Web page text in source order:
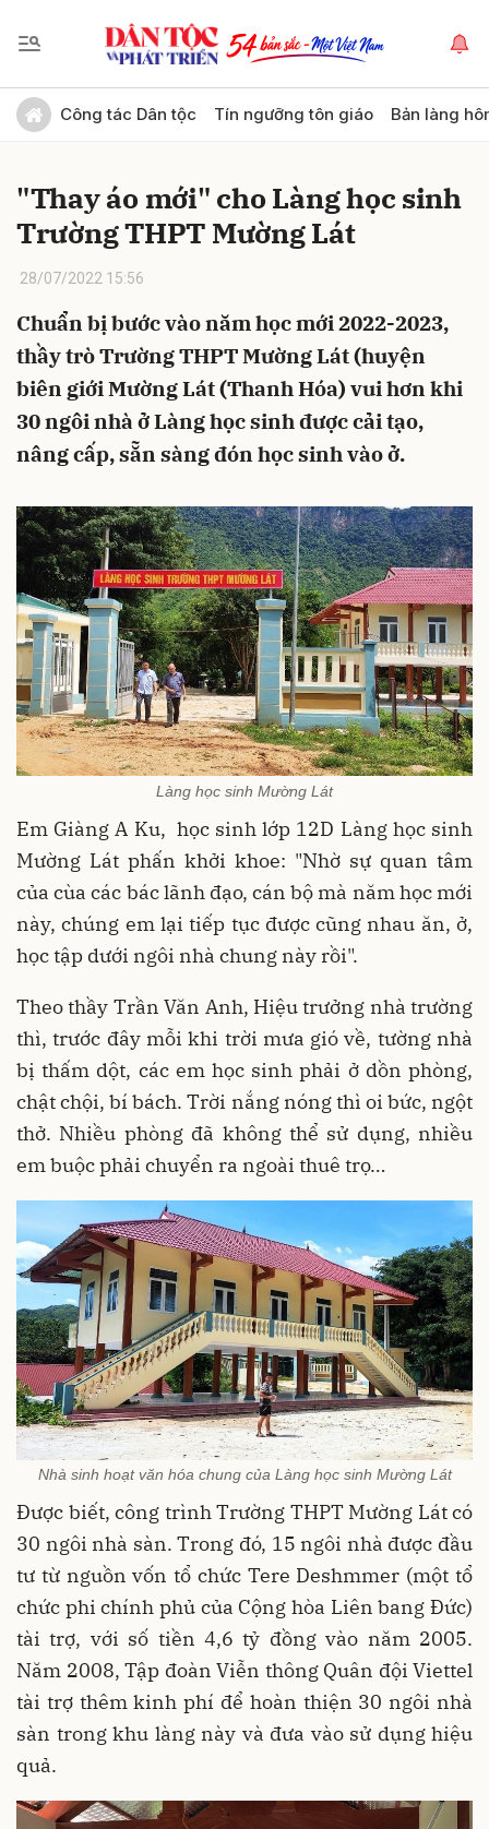
Công tác Dân tộc Tín ngưỡng tôn giáo Bản làng
"Thay áo mới" cho Làng học sinh
Trường THPT Mường Lát
28/07/2022 15:56
Chuẩn bị bước vào năm học mới 2022-2023,
thầy trò Trường THPT Mường Lát (huyện
biên giới Mường Lát (Thanh Hóa) vui hơn khi
30 ngôi nhà ở Làng học sinh được cải tạo,
nâng cấp, sẵn sàng đón học sinh vào ở.
Làng học sinh Mường Lát
Em Giàng A Ku, học sinh lớp 12D Làng học sinh
Mường Lát phấn khởi khoe: "Nhờ sự quan tâm
của cùa các bác lãnh đạo, cán bộ mà năm học mới
này, chúng em lại tiếp tục được cũng nhau ăn, ở,
học tập dưới ngôi nhà chung này rồi".
Theo thầy Trần Văn Anh, Hiệu trưởng nhà trường
thì, trước đây mỗi khi trời mưa gió về, tường nhà
bị thấm dột, các em học sinh phải ở dồn phòng,
chật chội, bí bách. Trời nắng nóng thì oi bức, ngột
thở. Nhiều phòng đã không thể sử dụng, nhiều
em buộc phải chuyển ra ngoài thuê trọ…
Nhà sinh hoạt văn hóa chung của Làng học sinh Mường Lát
Được biết, công trình Trường THPT Mường Lát có
30 ngôi nhà sàn. Trong đó, 15 ngôi nhà được đầu
tư từ nguồn vốn tổ chức Tere Deshmmer (một tổ
chức phi chính phủ của Cộng hòa Liên bang Đức)
tài trợ, với số tiền 4,6 tỷ đồng vào năm 2005.
Năm 2008, Tập đoàn Viễn thông Quân đội Viettel
tài trợ thêm kinh phí để hoàn thiện 30 ngôi nhà
sàn trong khu làng này và đưa vào sử dụng hiệu
quả.
Gửi bình luận
Hủy Gửi